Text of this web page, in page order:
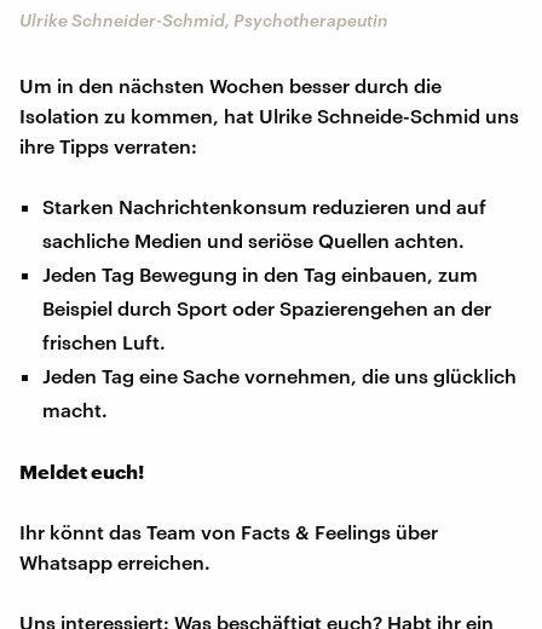
Ulrike Schneider-Schmid, Psychotherapeutin
Um in den nächsten Wochen besser durch die
Isolation zu kommen, hat Ulrike Schneide-Schmid uns
ihre Tipps verraten:
Starken Nachrichtenkonsum reduzieren und auf
sachliche Medien und seriöse Quellen achten.
Jeden Tag Bewegung in den Tag einbauen, zum
Beispiel durch Sport oder Spazierengehen an der
frischen Luft.
Jeden Tag eine Sache vornehmen, die uns glücklich
macht.
Meldet euch!
Ihr könnt das Team von Facts & Feelings über
Whatsapp erreichen.
Uns interessiert: Was beschäftigt euch? Habt ihr ein